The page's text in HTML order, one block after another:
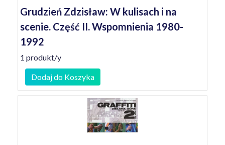
Grudzień Zdzisław: W kulisach i na
scenie. Część II. Wspomnienia 1980-
1992
1 produkt/y
Dodaj do Koszyka